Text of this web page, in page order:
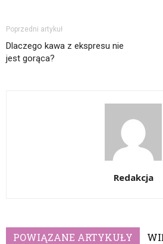
Poprzedni artykuł
Dlaczego kawa z ekspresu nie
jest gorąca?
Redakcja
POWIĄZANE ARTYKUŁY